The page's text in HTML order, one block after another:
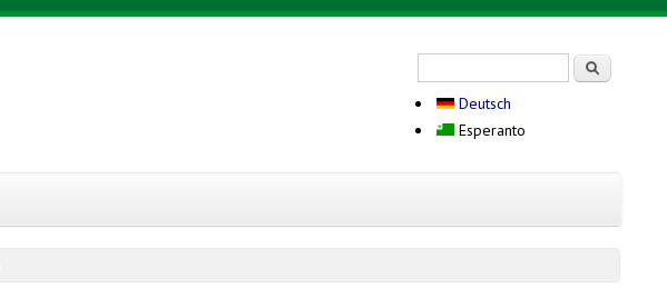
Deutsch
Esperanto